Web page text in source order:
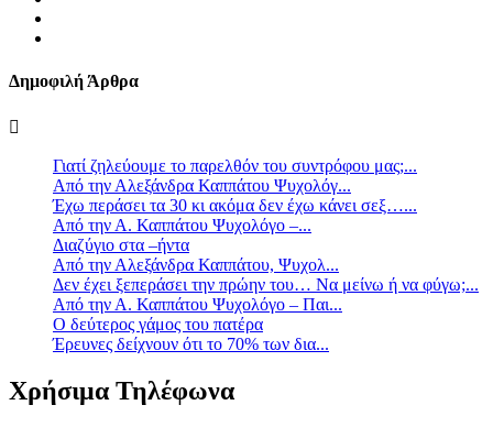
Δημοφιλή Άρθρα
Γιατί ζηλεύουμε το παρελθόν του συντρόφου μας;...
Από την Αλεξάνδρα Καππάτου Ψυχολόγ...
Έχω περάσει τα 30 κι ακόμα δεν έχω κάνει σεξ…...
Από την Α. Καππάτου Ψυχολόγο –...
Διαζύγιο στα –ήντα
Από την Αλεξάνδρα Καππάτου, Ψυχολ...
Δεν έχει ξεπεράσει την πρώην του… Να μείνω ή να φύγω;...
Από την Α. Καππάτου Ψυχολόγο – Παι...
Ο δεύτερος γάμος του πατέρα
Έρευνες δείχνουν ότι το 70% των δια...
Χρήσιμα Τηλέφωνα